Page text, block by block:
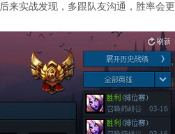
来实战发现，多跟队友沟通，胜率会更